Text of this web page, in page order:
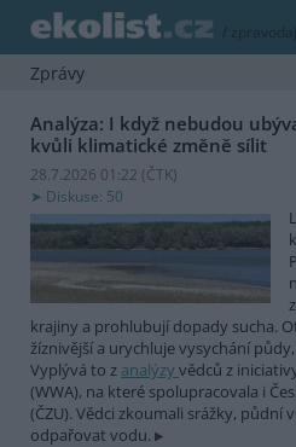
/
Zprávy
Analýza: I když nebudou
kvůli klimatické změně sílit
28.7.2026 01:22 (ČTK)
Diskuse: 50
krajiny a prohlubují dopady sucha.
žíznivější a urychluje vysychání
Vyplývá to z analýzy vědců z
(WWA), na které spolupracovala i
(ČZU). Vědci zkoumali srážky, půdní
odpařovat vodu.